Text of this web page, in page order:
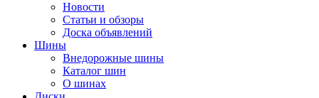
Новости
Статьи и обзоры
Доска объявлений
Шины
Внедорожные шины
Каталог шин
О шинах